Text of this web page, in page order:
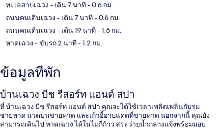
ทะเลสาบเฉวง - เดิน 7 นาที- 0.6 กม.
ถนนคนเดินเฉวง - เดิน 7 นาที- 0.6 กม.
ถนนคนเดินเฉวง - เดิน 19 นาที- 1.6 กม.
หาดเฉวง - ขับรถ 2 นาที- 1.2 กม.
ข้อมูลที่พัก
บ้านเฉวง บีช รีสอร์ท แอนด์ สปา
ที่ บ้านเฉวง บีช รีสอร์ท แอนด์ สปา คุณจะได้ใช้เวลาเพลิดเพลินกับร่ม
ชายหาด นวดบนชายหาด และเก้าอี้อาบแดดที่ชายหาด นอกจากนี้ คุณยัง
สามารถเดินไป หาดเฉวง ได้ในไม่กี่ก้าว สระว่ายน้ำกลางแจ้งพร้อมมอบ